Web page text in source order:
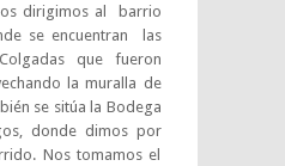
dirigimos al barrio
se encuentran las
que fueron
la muralla de
se sitúa la Bodega
donde dimos por
Nos tomamos el